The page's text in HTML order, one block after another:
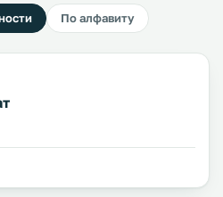
По алфавиту